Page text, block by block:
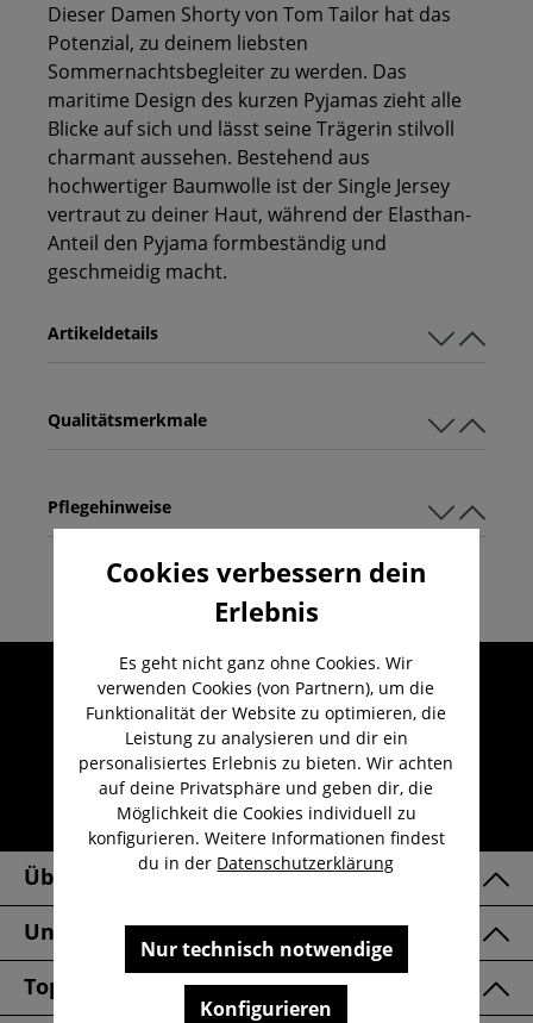
Dieser Damen Shorty von Tom Tailor hat das
Potenzial, zu deinem liebsten
Sommernachtsbegleiter zu werden. Das
maritime Design des kurzen Pyjamas zieht alle
Blicke auf sich und lässt seine Trägerin stilvoll
charmant aussehen. Bestehend aus
hochwertiger Baumwolle ist der Single Jersey
vertraut zu deiner Haut, während der Elasthan-
Anteil den Pyjama formbeständig und
geschmeidig macht.
Qualitätsmerkmale
Artikeldetails
Pflegehinweise
Umfangreicher Kundenservice
Kauf auf Rechnung
Kostenloser Versand ab 29,-€
Lieferzeit 1-3 Werktage
30 Tage kostenlose Retoure
Über Uns
Unsere Marken
Top Kategorien
Cookies verbessern dein
Erlebnis
Es geht nicht ganz ohne Cookies. Wir
verwenden Cookies (von Partnern), um die
Funktionalität der Website zu optimieren, die
Leistung zu analysieren und dir ein
personalisiertes Erlebnis zu bieten. Wir achten
auf deine Privatsphäre und geben dir, die
Möglichkeit die Cookies individuell zu
konfigurieren. Weitere Informationen findest
du in der Datenschutzerklärung
Nur technisch notwendige
Konfigurieren